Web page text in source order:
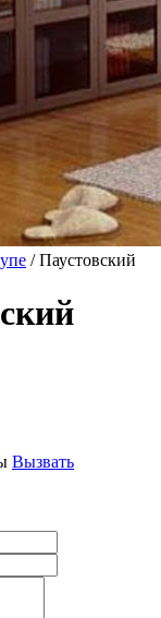
/ Паустовский
Вызвать